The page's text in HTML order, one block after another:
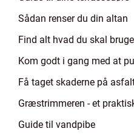
Sådan renser du din altan
Find alt hvad du skal
Kom godt i gang med at
Få taget skaderne på
Græstrimmeren - et
Guide til vandpibe